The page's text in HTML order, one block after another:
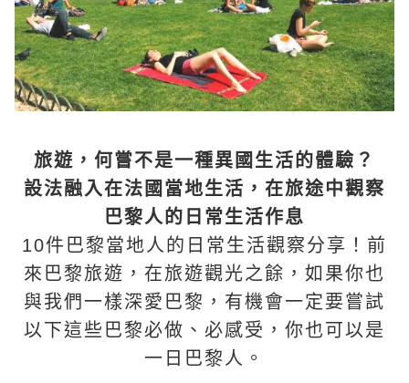
旅遊，何嘗不是一種異國生活的體驗？
設法融入在法國當地生活，在旅途中觀察
巴黎人的日常生活作息
10件巴黎當地人的日常生活觀察分享！前
來巴黎旅遊，在旅遊觀光之餘，如果你也
與我們一樣深愛巴黎，有機會一定要嘗試
以下這些巴黎必做、必感受，你也可以是
一日巴黎人。